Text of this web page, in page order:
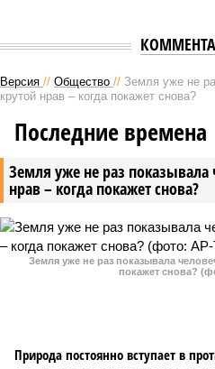
Версия // Общество // Земля уже не
крутой нрав – когда покажет снова?
Земля уже не раз показывала
нрав – когда покажет снова?
Последние времена
Земля уже не раз показывала
покажет снова?
Природа постоянно вступает в